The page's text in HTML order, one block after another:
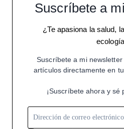
Suscríbete a
¿Te apasiona la salud,
Suscríbete a mi
artículos directamente en
¡Suscríbete ahora y sé